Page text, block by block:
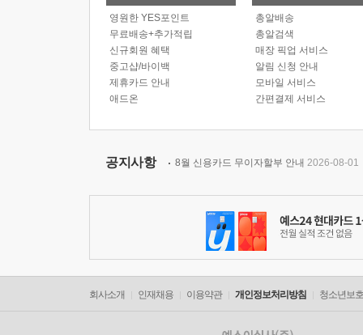
영원한 YES포인트
무료배송+추가적립
신규회원 혜택
중고샵/바이백
제휴카드 안내
애드온
총알배송
총알검색
매장 픽업 서비스
알림 신청 안내
모바일 서비스
간편결제 서비스
공지사항 8월 신용카드 무이자할부 안내 2026-08-01
회사소개 인재채용 이용약관 개인정보처리방침 청소년보